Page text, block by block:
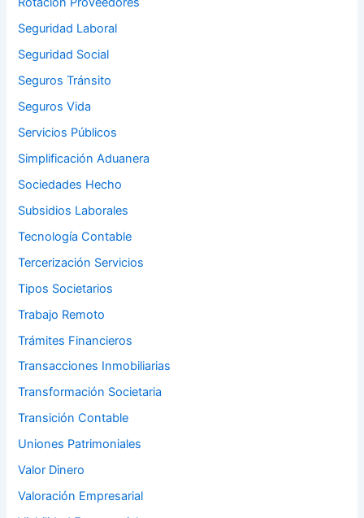
Seguridad Laboral
Seguridad Social
Seguros Tránsito
Seguros Vida
Servicios Públicos
Simplificación Aduanera
Sociedades Hecho
Subsidios Laborales
Tecnología Contable
Tercerización Servicios
Tipos Societarios
Trabajo Remoto
Trámites Financieros
Transacciones Inmobiliarias
Transformación Societaria
Transición Contable
Uniones Patrimoniales
Valor Dinero
Valoración Empresarial